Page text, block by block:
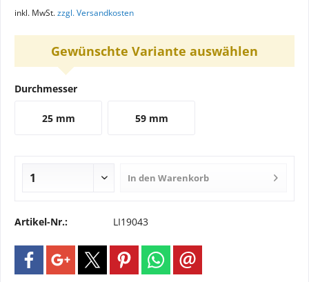
inkl. MwSt.zzgl. Versandkosten
Gewünschte Variante auswählen
Durchmesser
25 mm 59 mm
In den Warenkorb
Artikel-Nr.: LI19043